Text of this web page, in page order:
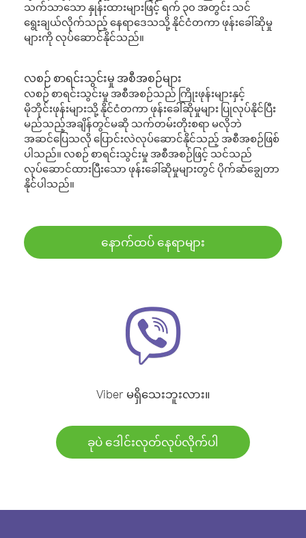
သက်သာသော နှုန်းထားများဖြင့် ရက် ၃၀ အတွင်း သင်
ရွေးချယ်လိုက်သည့် နေရာဒေသသို့ နိုင်ငံတကာ ဖုန်းခေါ်ဆိုမှု
များကို လုပ်ဆောင်နိုင်သည်။
လစဉ် စာရင်းသွင်းမှု အစီအစဉ်များ
လစဉ် စာရင်းသွင်းမှု အစီအစဉ်သည် ကြိုးဖုန်းများနှင့်
မိုဘိုင်းဖုန်းများသို့ နိုင်ငံတကာ ဖုန်းခေါ်ဆိုမှုများ ပြုလုပ်နိုင်ပြီး
မည်သည့်အချိန်တွင်မဆို သက်တမ်းတိုးစရာ မလိုဘဲ
အဆင်ပြေသလို ပြောင်းလဲလုပ်ဆောင်နိုင်သည့် အစီအစဉ်ဖြစ်
ပါသည်။ လစဉ် စာရင်းသွင်းမှု အစီအစဉ်ဖြင့် သင်သည်
လုပ်ဆောင်ထားပြီးသော ဖုန်းခေါ်ဆိုမှုများတွင် ပိုက်ဆံချွေတာ
နိုင်ပါသည်။
နောက်ထပ် နေရာများ
Viber မရှိသေးဘူးလား။
ခုပဲ ဒေါင်းလုတ်လုပ်လိုက်ပါ